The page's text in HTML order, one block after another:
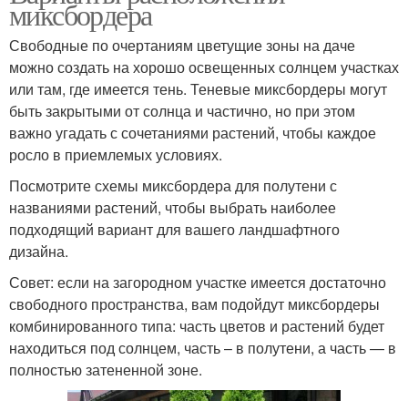
миксбордера
Свободные по очертаниям цветущие зоны на даче
можно создать на хорошо освещенных солнцем участках
или там, где имеется тень. Теневые миксбордеры могут
быть закрытыми от солнца и частично, но при этом
важно угадать с сочетаниями растений, чтобы каждое
росло в приемлемых условиях.
Посмотрите схемы миксбордера для полутени с
названиями растений, чтобы выбрать наиболее
подходящий вариант для вашего ландшафтного
дизайна.
Совет: если на загородном участке имеется достаточно
свободного пространства, вам подойдут миксбордеры
комбинированного типа: часть цветов и растений будет
находиться под солнцем, часть – в полутени, а часть — в
полностью затененной зоне.